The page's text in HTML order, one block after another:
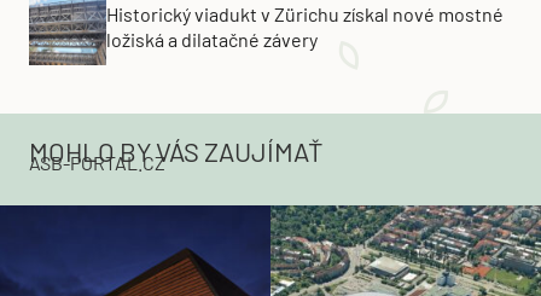
Historický viadukt v Zürichu získal nové mostné
ložiská a dilatačné závery
MOHLO BY VÁS ZAUJÍMAŤ
ASB-PORTAL.CZ